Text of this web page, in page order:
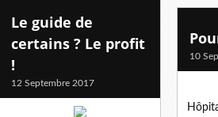
Le guide de
certains ? Le profit
!
12 Septembre 2017
10